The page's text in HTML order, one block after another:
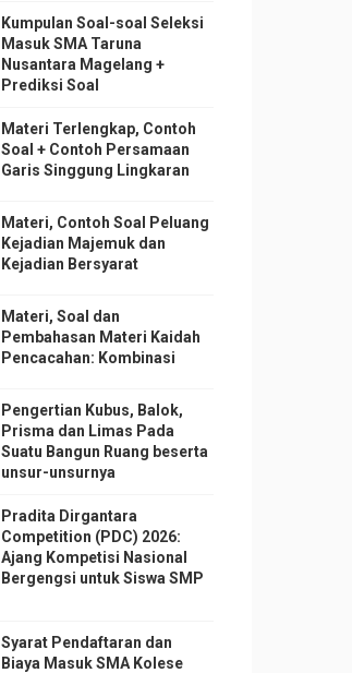
Kumpulan Soal-soal Seleksi
Masuk SMA Taruna
Nusantara Magelang +
Prediksi Soal
Materi Terlengkap, Contoh
Soal + Contoh Persamaan
Garis Singgung Lingkaran
Materi, Contoh Soal Peluang
Kejadian Majemuk dan
Kejadian Bersyarat
Materi, Soal dan
Pembahasan Materi Kaidah
Pencacahan: Kombinasi
Pengertian Kubus, Balok,
Prisma dan Limas Pada
Suatu Bangun Ruang beserta
unsur-unsurnya
Pradita Dirgantara
Competition (PDC) 2026:
Ajang Kompetisi Nasional
Bergengsi untuk Siswa SMP
Syarat Pendaftaran dan
Biaya Masuk SMA Kolese